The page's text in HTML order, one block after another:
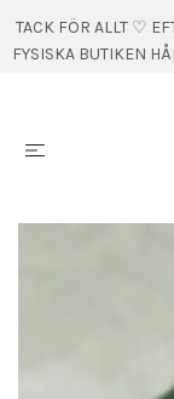
TACK FÖR ALLT ♡
FYSISKA BUTIKEN